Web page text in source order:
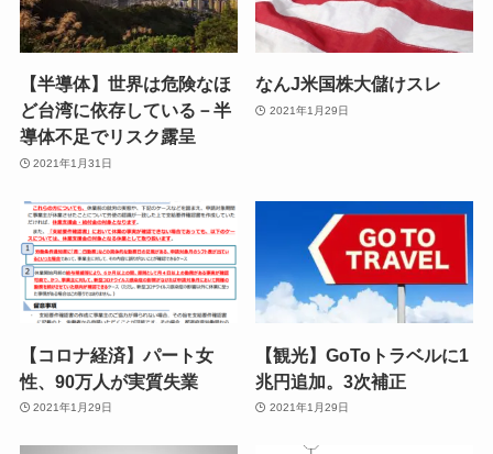
【半導体】世界は危険なほ
ど台湾に依存している－半
導体不足でリスク露呈
2021年1月31日
なんJ米国株大儲けスレ
2021年1月29日
【コロナ経済】パート女
性、90万人が実質失業
2021年1月29日
【観光】GoToトラベルに1
兆円追加。3次補正
2021年1月29日